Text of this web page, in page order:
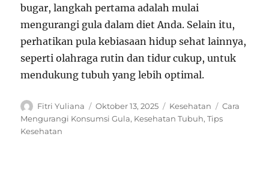
bugar, langkah pertama adalah mulai
mengurangi gula dalam diet Anda. Selain itu,
perhatikan pula kebiasaan hidup sehat lainnya,
seperti olahraga rutin dan tidur cukup, untuk
mendukung tubuh yang lebih optimal.
Author
Fitri Yuliana
Posted
on
Oktober 13, 2025 Categories
Kesehatan Tags
Cara
Mengurangi Konsumsi Gula, Kesehatan Tubuh,Tips
Kesehatan